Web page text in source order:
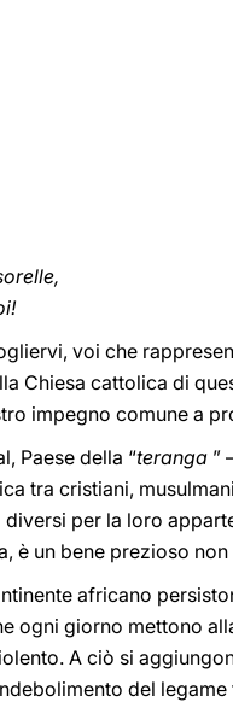
voi che
Chiesa cattolica di
impegno comune a
Paese della “teranga ”
tra cristiani,
per la loro
è un bene prezioso
africano
ogni giorno mettono
A ciò si
del